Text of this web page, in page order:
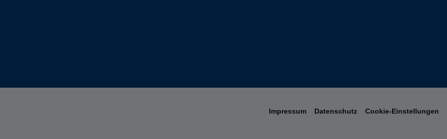
Impressum Datenschutz Cookie-Einstellungen